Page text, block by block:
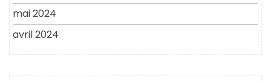
mai 2024
avril 2024